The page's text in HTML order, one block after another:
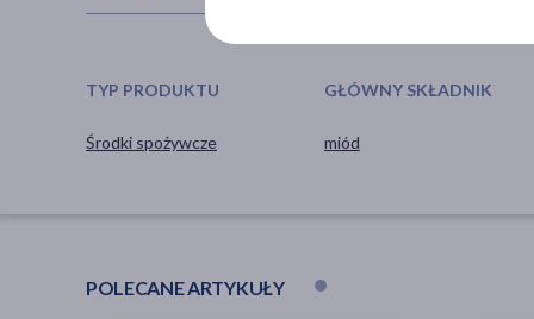
TYP PRODUKTU
Środki spożywcze
GŁÓWNY SKŁADNIK
miód
POLECANE ARTYKUŁY